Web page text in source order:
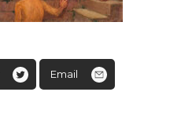
Email